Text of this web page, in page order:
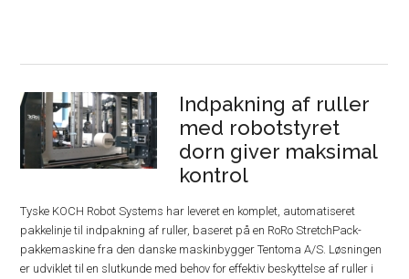
Indpakning af ruller
med robotstyret
dorn giver maksimal
kontrol
Tyske KOCH Robot Systems har leveret en komplet, automatiseret
pakkelinje til indpakning af ruller, baseret på en RoRo StretchPack-
pakkemaskine fra den danske maskinbygger Tentoma A/S. Løsningen
er udviklet til en slutkunde med behov for effektiv beskyttelse af ruller i